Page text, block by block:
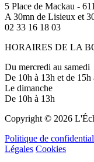
5 Place de Mackau -
A 30mn de Lisieux et
02 33 16 18 03
HORAIRES DE LA
Du mercredi au samedi
De 10h à 13h et de 15h
Le dimanche
De 10h à 13h
Copyright © 2026
Politique de
Légales Cookies